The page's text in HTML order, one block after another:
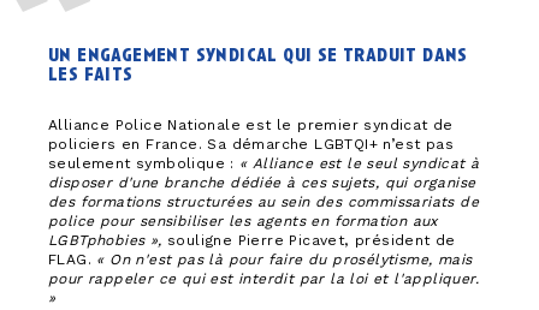
un engagement syndical qui se traduit dans
les faits
Alliance Police Nationale est le premier syndicat de
policiers en France. Sa démarche LGBTQI+ n’est pas
seulement symbolique : « Alliance est le seul syndicat à
disposer d'une branche dédiée à ces sujets, qui organise
des formations structurées au sein des commissariats de
police pour sensibiliser les agents en formation aux
LGBTphobies », souligne Pierre Picavet, président de
FLAG. « On n'est pas là pour faire du prosélytisme, mais
pour rappeler ce qui est interdit par la loi et l'appliquer.
»